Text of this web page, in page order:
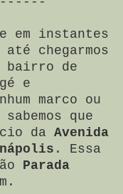
em instantes
chegarmos
de
e
marco ou
que
da Avenida
. Essa
Parada